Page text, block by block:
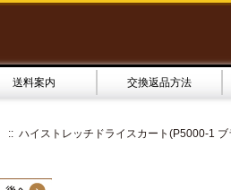
送料案内 交換返品方法
:: ハイストレッチドライスカート(P5000-1 ブ